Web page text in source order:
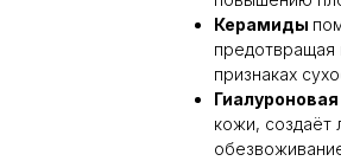
Керамиды
предотвращая
признаках
кожи, создаёт